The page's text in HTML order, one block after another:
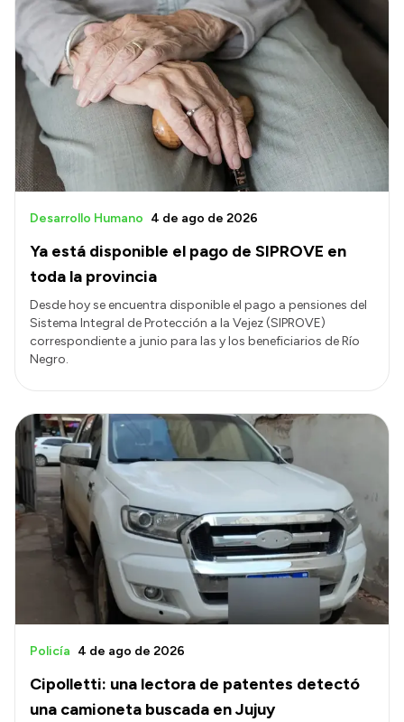
Ya está disponible el pago de SIPROVE en
toda la provincia
Desarrollo Humano 4 de ago de 2026
Desde hoy se encuentra disponible el pago a pensiones del
Sistema Integral de Protección a la Vejez (SIPROVE)
correspondiente a junio para las y los beneficiarios de Río
Negro.
Cipolletti: una lectora de patentes detectó
una camioneta buscada en Jujuy
Policía 4 de ago de 2026